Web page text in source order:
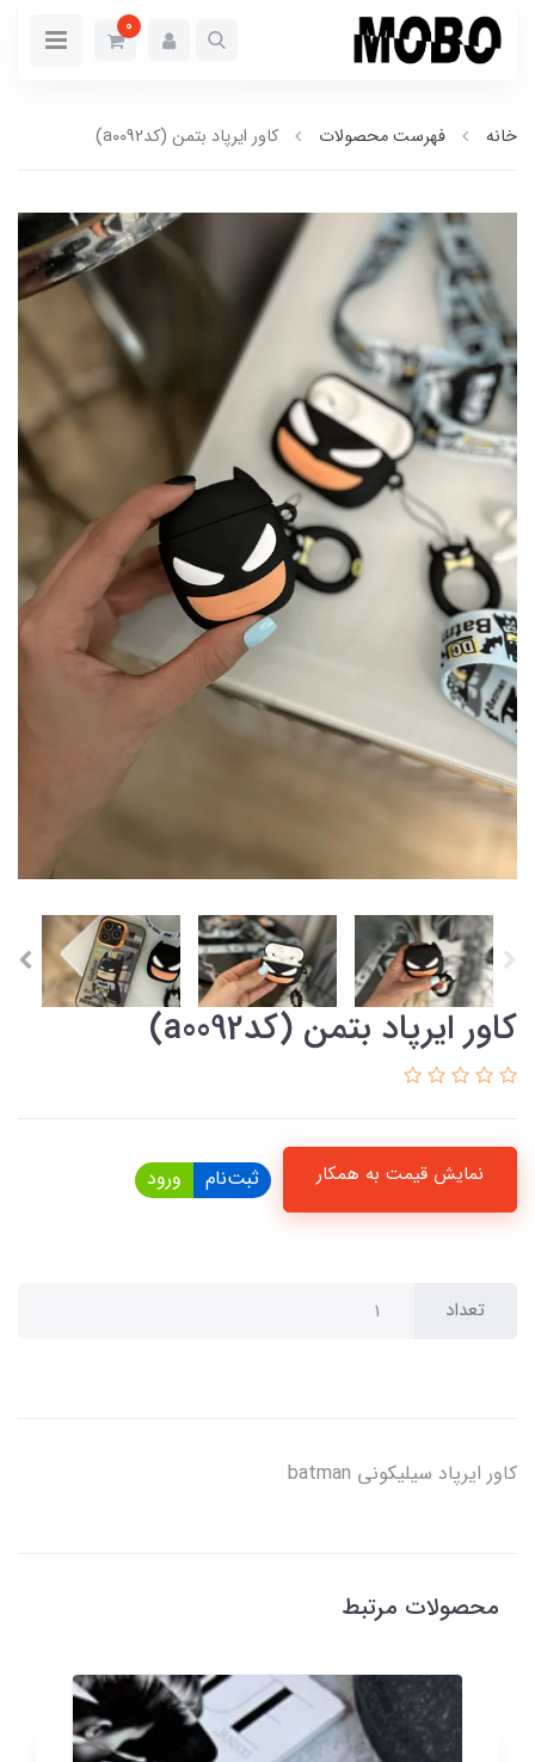
0
خانه فهرست محصولات کاور ایرپاد بتمن (کدa0092)
کاور ایرپاد بتمن (کدa0092)
نمایش قیمت به همکار ثبت‌نام ورود
تعداد
کاور ایرپاد سیلیکونی batman
محصولات مرتبط